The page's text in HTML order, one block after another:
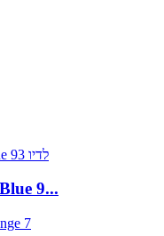
9...